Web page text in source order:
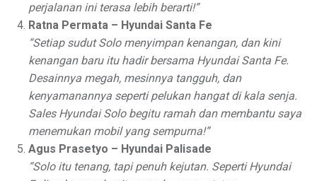
perjalanan ini terasa lebih berarti!”
Ratna Permata – Hyundai Santa Fe
“Setiap sudut Solo menyimpan kenangan, dan kini
kenangan baru itu hadir bersama Hyundai Santa Fe.
Desainnya megah, mesinnya tangguh, dan
kenyamanannya seperti pelukan hangat di kala senja.
Sales Hyundai Solo begitu ramah dan membantu saya
menemukan mobil yang sempurna!”
Agus Prasetyo – Hyundai Palisade
“Solo itu tenang, tapi penuh kejutan. Seperti Hyundai